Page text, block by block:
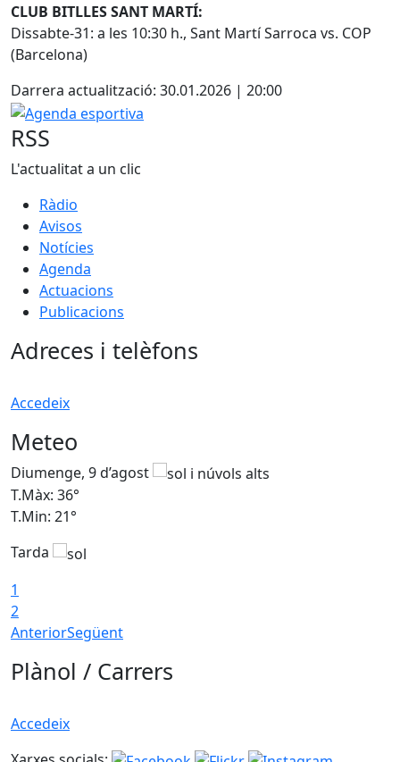
CLUB BITLLES SANT MARTÍ:
Dissabte-31: a les 10:30 h., Sant Martí Sarroca vs. COP
(Barcelona)
Darrera actualització: 30.01.2026 | 20:00
Agenda esportiva
RSS
L'actualitat a un clic
Ràdio
Avisos
Notícies
Agenda
Actuacions
Publicacions
Adreces i telèfons
Accedeix
Meteo
Diumenge, 9 d’agost
T.Màx: 36°
T.Min: 21°
Tarda
1
2
AnteriorSegüent
Plànol / Carrers
Accedeix